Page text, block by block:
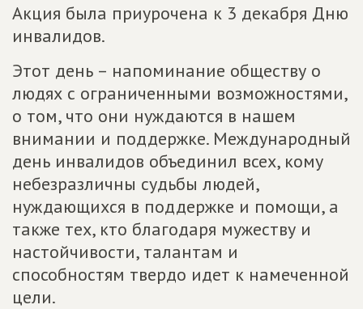
Акция была приурочена к 3 декабря Дню
инвалидов.
Этот день – напоминание обществу о
людях с ограниченными возможностями,
о том, что они нуждаются в нашем
внимании и поддержке. Международный
день инвалидов объединил всех, кому
небезразличны судьбы людей,
нуждающихся в поддержке и помощи, а
также тех, кто благодаря мужеству и
настойчивости, талантам и
способностям твердо идет к намеченной
цели.